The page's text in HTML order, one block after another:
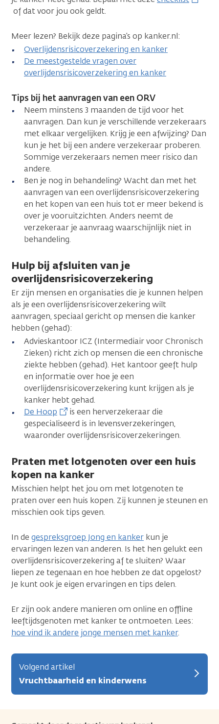
of dat voor jou ook geldt.
Meer lezen? Bekijk deze pagina’s op kanker.nl:
Overlijdensrisicoverzekering en kanker
De meestgestelde vragen over
overlijdensrisicoverzekering en kanker
Tips bij het aanvragen van een ORV
Neem minstens 3 maanden de tijd voor het
aanvragen. Dan kun je verschillende verzekeraars
met elkaar vergelijken. Krijg je een afwijzing? Dan
kun je het bij een andere verzekeraar proberen.
Sommige verzekeraars nemen meer risico dan
andere.
Ben je nog in behandeling? Wacht dan met het
aanvragen van een overlijdensrisicoverzekering
en het kopen van een huis tot er meer bekend is
over je vooruitzichten. Anders neemt de
verzekeraar je aanvraag waarschijnlijk niet in
behandeling.
Hulp bij afsluiten van je
overlijdensrisicoverzekering
Er zijn mensen en organisaties die je kunnen helpen
als je een overlijdensrisicoverzekering wilt
aanvragen, speciaal gericht op mensen die kanker
hebben (gehad):
Advieskantoor ICZ (Intermediair voor Chronisch
Zieken) richt zich op mensen die een chronische
ziekte hebben (gehad). Het kantoor geeft hulp
en informatie over hoe je een
overlijdensrisicoverzekering kunt krijgen als je
kanker hebt gehad.
De Hoop
is een herverzekeraar die
gespecialiseerd is in levensverzekeringen,
waaronder overlijdensrisicoverzekeringen.
Praten met lotgenoten over een huis
kopen na kanker
Misschien helpt het jou om met lotgenoten te
praten over een huis kopen. Zij kunnen je steunen en
misschien ook tips geven.
In de gespreksgroep Jong en kanker kun je
ervaringen lezen van anderen. Is het hen gelukt een
overlijdensrisicoverzekering af te sluiten? Waar
liepen ze tegenaan en hoe hebben ze dat opgelost?
Je kunt ook je eigen ervaringen en tips delen.
Er zijn ook andere manieren om online en offline
leeftijdsgenoten met kanker te ontmoeten. Lees:
hoe vind ik andere jonge mensen met kanker.
Volgend artikel
Vruchtbaarheid en kinderwens